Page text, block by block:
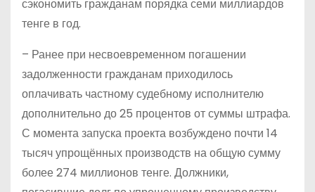
сэкономить гражданам порядка семи миллиардов
тенге в год.
– Ранее при несвоевременном погашении
задолженности гражданам приходилось
оплачивать частному судебному исполнителю
дополнительно до 25 процентов от суммы штрафа.
С момента запуска проекта возбуждено почти 14
тысяч упрощённых производств на общую сумму
более 274 миллионов тенге. Должники,